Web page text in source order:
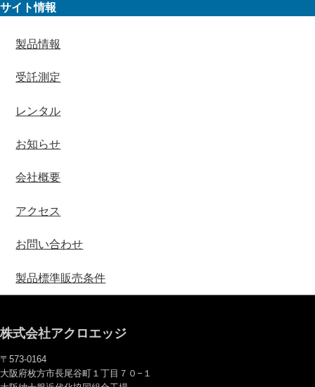
サイト情報
製品情報
受託測定
レンタル
お知らせ
会社概要
アクセス
お問い合わせ
製品標準販売条件
株式会社アクロエッジ
〒573-0164
大阪府枚方市長尾谷町１丁目７０−１